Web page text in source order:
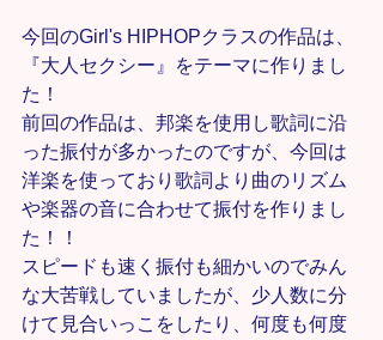
今回のGirl's HIPHOPクラスの作品は、
『大人セクシー』をテーマに作りまし
た！
前回の作品は、邦楽を使用し歌詞に沿
った振付が多かったのですが、今回は
洋楽を使っており歌詞より曲のリズム
や楽器の音に合わせて振付を作りまし
た！！
スピードも速く振付も細かいのでみん
な大苦戦していましたが、少人数に分
けて見合いっこをしたり、何度も何度